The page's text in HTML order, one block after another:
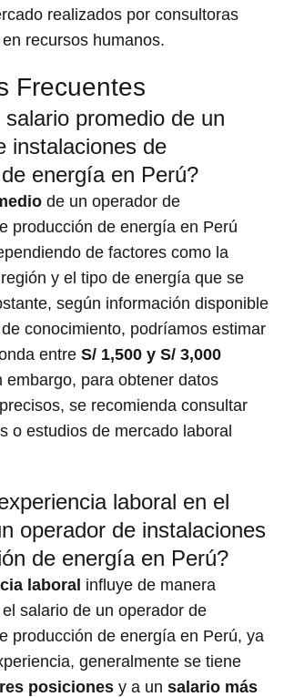
realizados por consultoras
recursos humanos.
Frecuentes
promedio de un
instalaciones de
energía en Perú?
de un operador de
producción de energía en Perú
de factores como la
y el tipo de energía que se
según información disponible
conocimiento, podríamos estimar
entre S/ 1,500 y S/ 3,000
embargo, para obtener datos
se recomienda consultar
o estudios de mercado laboral
laboral en el
operador de instalaciones
de energía en Perú?
laboral influye de manera
salario de un operador de
producción de energía en Perú, ya
generalmente se tiene
posiciones y a un salario más